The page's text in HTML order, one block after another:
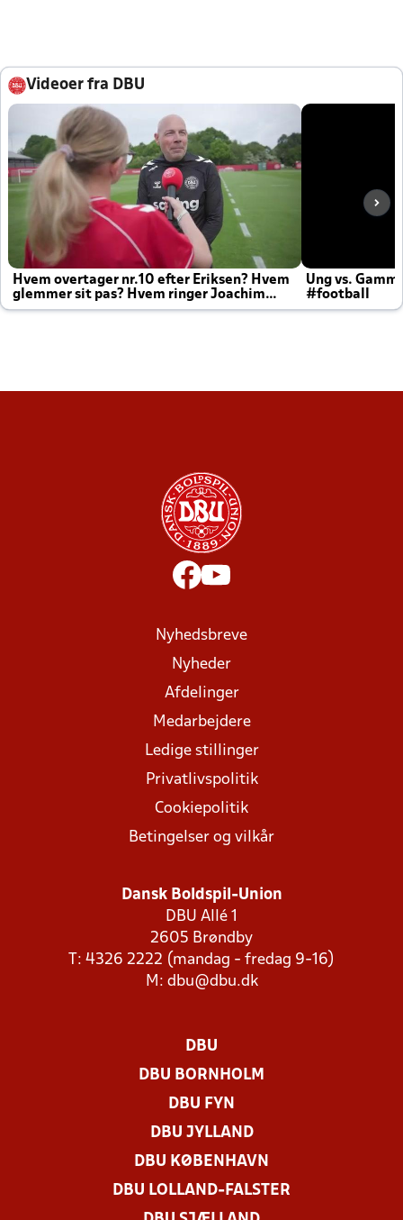
Videoer fra DBU
Hvem overtager nr.10 efter Eriksen? Hvem
glemmer sit pas? Hvem ringer Joachim
altid til efter kampe?
Ung vs.
#football
Nyhedsbreve
Nyheder
Afdelinger
Medarbejdere
Ledige stillinger
Privatlivspolitik
Cookiepolitik
Betingelser og vilkår
Dansk Boldspil-Union
DBU Allé 1
2605 Brøndby
T: 4326 2222 (mandag - fredag 9-16)
M: dbu@dbu.dk
DBU
DBU BORNHOLM
DBU FYN
DBU JYLLAND
DBU KØBENHAVN
DBU LOLLAND-FALSTER